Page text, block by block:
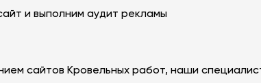
и выполним аудит рекламы
сайтов Кровельных работ, наши